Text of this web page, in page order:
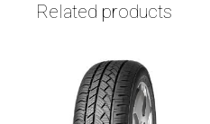
Related products